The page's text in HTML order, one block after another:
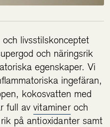
livsstilskonceptet
och näringsrik
egenskaper. Vi
ingefäran,
kokosvatten med
full av vitamineroch
på antioxidanter samt